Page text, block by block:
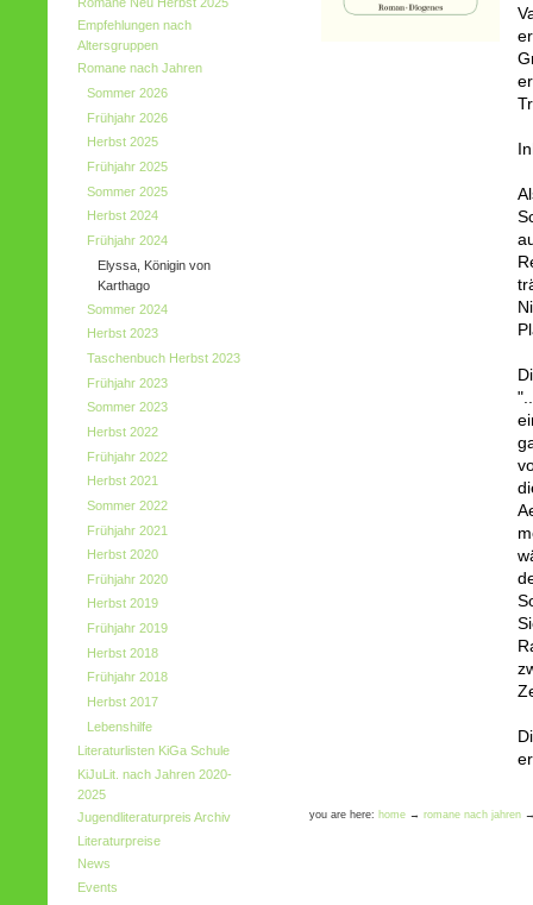
Empfehlungen nach
Altersgruppen
Romane nach Jahren
Sommer 2026
Frühjahr 2026
Herbst 2025
Frühjahr 2025
Sommer 2025
Herbst 2024
Frühjahr 2024
Elyssa, Königin von
Karthago
Sommer 2024
Herbst 2023
Taschenbuch Herbst 2023
Frühjahr 2023
Sommer 2023
Herbst 2022
Frühjahr 2022
Herbst 2021
Sommer 2022
Frühjahr 2021
Herbst 2020
Frühjahr 2020
Herbst 2019
Frühjahr 2019
Herbst 2018
Frühjahr 2018
Herbst 2017
Lebenshilfe
Literaturlisten KiGa Schule
KiJuLit. nach Jahren 2020-
2025
Jugendliteraturpreis Archiv
Literaturpreise
News
Events
you are here: home → romane nach jahren